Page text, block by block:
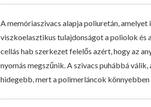
A memóriaszivacs alapja poliuretán,
viszkoelasztikus tulajdonságot a poliolok
cellás hab szerkezet felelős azért, hogy az
nyomás megszűnik. A szivacs puhábbá
hidegebb, mert a polimerláncok